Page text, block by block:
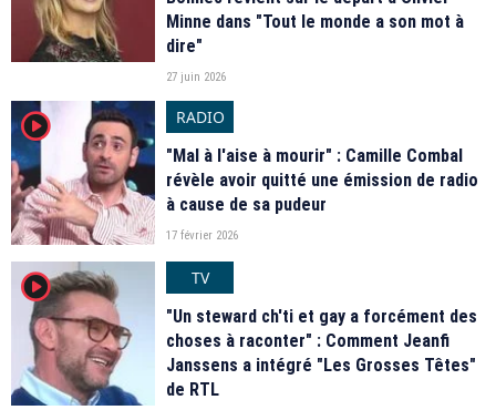
Minne dans "Tout le monde a son mot à
dire"
27 juin 2026
player2
RADIO
"Mal à l'aise à mourir" : Camille Combal
révèle avoir quitté une émission de radio
à cause de sa pudeur
17 février 2026
player2
TV
"Un steward ch'ti et gay a forcément des
choses à raconter" : Comment Jeanfi
Janssens a intégré "Les Grosses Têtes"
de RTL